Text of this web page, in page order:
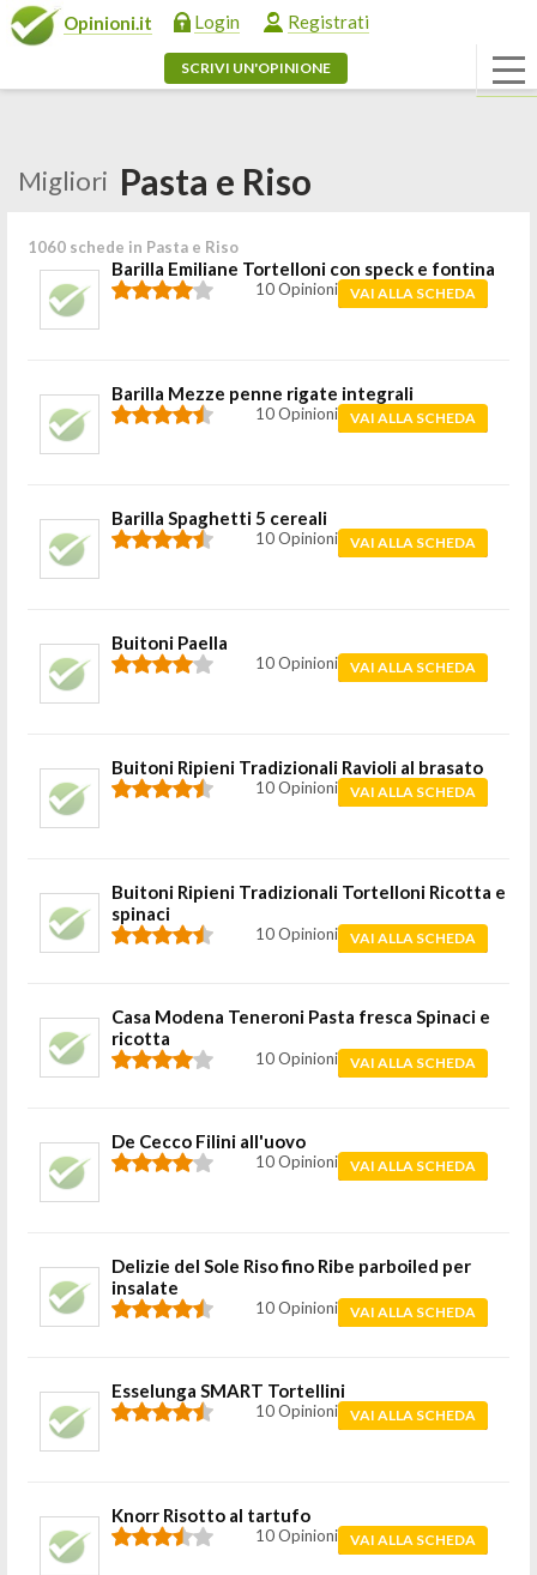
Opinioni.it Login Registrati
SCRIVI UN'OPINIONE
Migliori Pasta e Riso
1060 schede in Pasta e Riso
Barilla Emiliane Tortelloni con speck e fontina
10 Opinioni VAI ALLA SCHEDA
Barilla Mezze penne rigate integrali
10 Opinioni VAI ALLA SCHEDA
Barilla Spaghetti 5 cereali
10 Opinioni VAI ALLA SCHEDA
Buitoni Paella
10 Opinioni VAI ALLA SCHEDA
Buitoni Ripieni Tradizionali Ravioli al brasato
10 Opinioni VAI ALLA SCHEDA
Buitoni Ripieni Tradizionali Tortelloni Ricotta e
spinaci
10 Opinioni VAI ALLA SCHEDA
Casa Modena Teneroni Pasta fresca Spinaci e
ricotta
10 Opinioni VAI ALLA SCHEDA
De Cecco Filini all'uovo
10 Opinioni VAI ALLA SCHEDA
Delizie del Sole Riso fino Ribe parboiled per
insalate
10 Opinioni VAI ALLA SCHEDA
Esselunga SMART Tortellini
10 Opinioni VAI ALLA SCHEDA
Knorr Risotto al tartufo
10 Opinioni VAI ALLA SCHEDA